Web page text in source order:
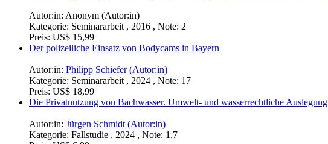
Autor:in: Anonym (Autor:in)
Kategorie: Seminararbeit , 2016 , Note: 2
Preis: US$ 15,99
Der polizeiliche Einsatz von Bodycams in Bayern
Autor:in: Philipp Schiefer (Autor:in)
Kategorie: Seminararbeit , 2024 , Note: 17
Preis: US$ 18,99
Die Privatnutzung von Bachwasser. Umwelt- und wasserrechtliche Auslegung
Autor:in: Jürgen Schmidt (Autor:in)
Kategorie: Fallstudie , 2024 , Note: 1,7